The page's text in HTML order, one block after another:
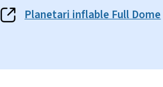
Planetari inflable Full Dome